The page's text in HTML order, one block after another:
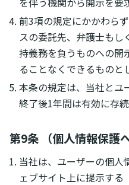
前3項の規定にかかわら
スの委託先、弁護士もし
持義務を負うものへの開
ることなくできるものと
本条の規定は、当社とユ
終了後1年間は有効に存
第9条 （個人情報保護
当社は、ユーザーの個人
ェブサイト上に提示する